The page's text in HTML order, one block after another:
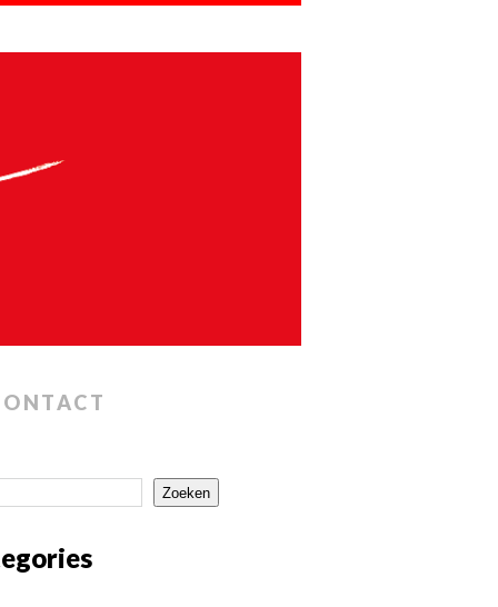
Zoeken